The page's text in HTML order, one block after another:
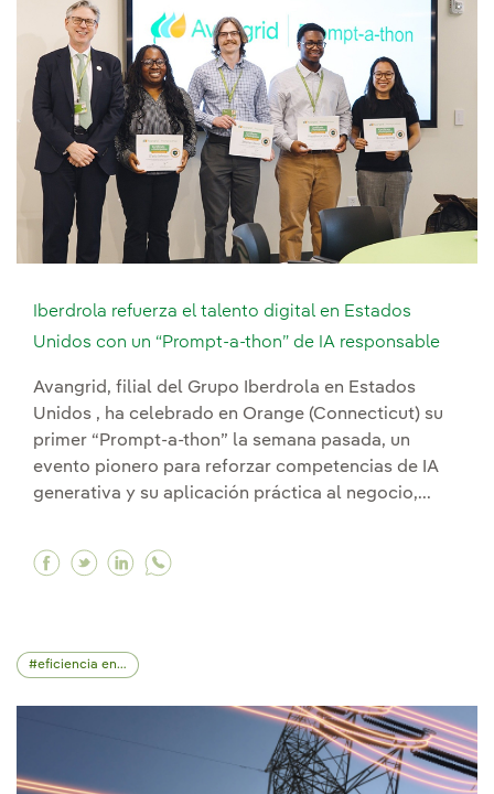
Iberdrola refuerza el talento digital en Estados
Unidos con un “Prompt-a-thon” de IA responsable
Avangrid, filial del Grupo Iberdrola en Estados
Unidos , ha celebrado en Orange (Connecticut) su
primer “Prompt-a-thon” la semana pasada, un
evento pionero para reforzar competencias de IA
generativa y su aplicación práctica al negocio,...
Facebook Iberdrola refuerza el talento digital
Twitter Iberdrola refuerza el talento
Linkedin Iberdrola refuerza el talento
eficiencia energética